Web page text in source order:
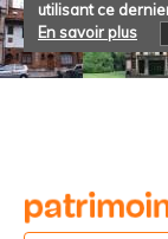
utilisant ce
En savoir plus